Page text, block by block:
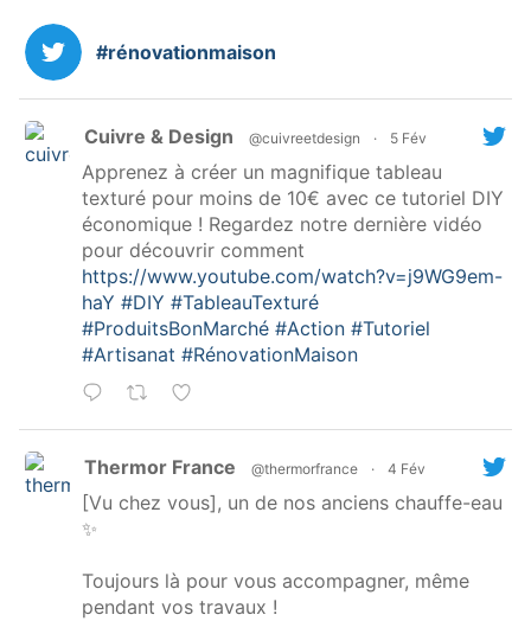
#rénovationmaison
Cuivre & Design @cuivreetdesign · 5 Fév
Apprenez à créer un magnifique tableau
texturé pour moins de 10€ avec ce tutoriel DIY
économique ! Regardez notre dernière vidéo
pour découvrir comment
https://www.youtube.com/watch?v=j9WG9em-
haY #DIY #TableauTexturé
#ProduitsBonMarché #Action #Tutoriel
#Artisanat #RénovationMaison
Thermor France @thermorfrance · 4 Fév
[Vu chez vous], un de nos anciens chauffe-eau
✨
Toujours là pour vous accompagner, même
pendant vos travaux !